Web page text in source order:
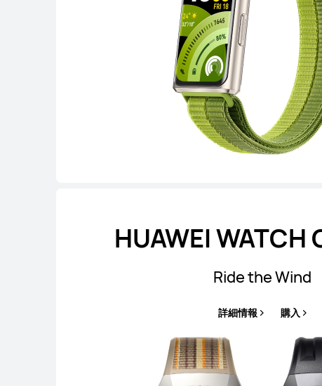
HUAWEI WATCH
Ride the Wind
詳細情報 購入